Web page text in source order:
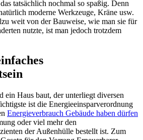
tatsächlich nochmal so spaßig. Denn
moderne Werkzeuge, Kräne usw.
weit von der Bauweise, wie man sie für
nutzte, ist man jedoch trotzdem
ein Haus baut, der unterliegt diversen
ist die Energieeinsparverordnung
Energieverbrauch Gebäude haben dürfen
oder viel mehr den
der Außenhülle bestellt ist. Zum